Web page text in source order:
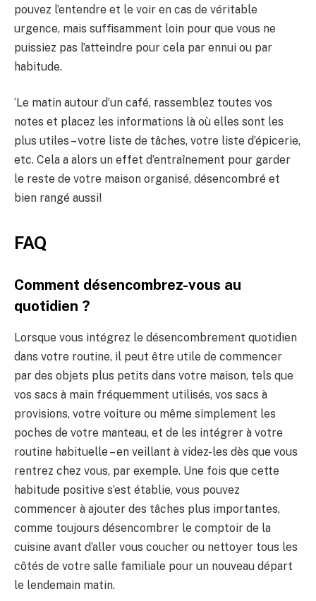
pouvez l’entendre et le voir en cas de véritable
urgence, mais suffisamment loin pour que vous ne
puissiez pas l’atteindre pour cela par ennui ou par
habitude.
‘Le matin autour d’un café, rassemblez toutes vos
notes et placez les informations là où elles sont les
plus utiles – votre liste de tâches, votre liste d’épicerie,
etc. Cela a alors un effet d’entraînement pour garder
le reste de votre maison organisé, désencombré et
bien rangé aussi!
FAQ
Comment désencombrez-vous au
quotidien ?
Lorsque vous intégrez le désencombrement quotidien
dans votre routine, il peut être utile de commencer
par des objets plus petits dans votre maison, tels que
vos sacs à main fréquemment utilisés, vos sacs à
provisions, votre voiture ou même simplement les
poches de votre manteau, et de les intégrer à votre
routine habituelle – en veillant à videz-les dès que vous
rentrez chez vous, par exemple. Une fois que cette
habitude positive s’est établie, vous pouvez
commencer à ajouter des tâches plus importantes,
comme toujours désencombrer le comptoir de la
cuisine avant d’aller vous coucher ou nettoyer tous les
côtés de votre salle familiale pour un nouveau départ
le lendemain matin.